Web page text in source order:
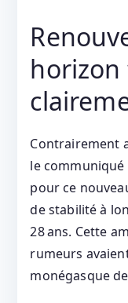
Contrairement
le communiqué
pour ce
de stabilité à
28 ans. Cette
rumeurs
monégasque